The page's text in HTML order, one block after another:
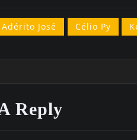
Adérito José Célio Py
Reply